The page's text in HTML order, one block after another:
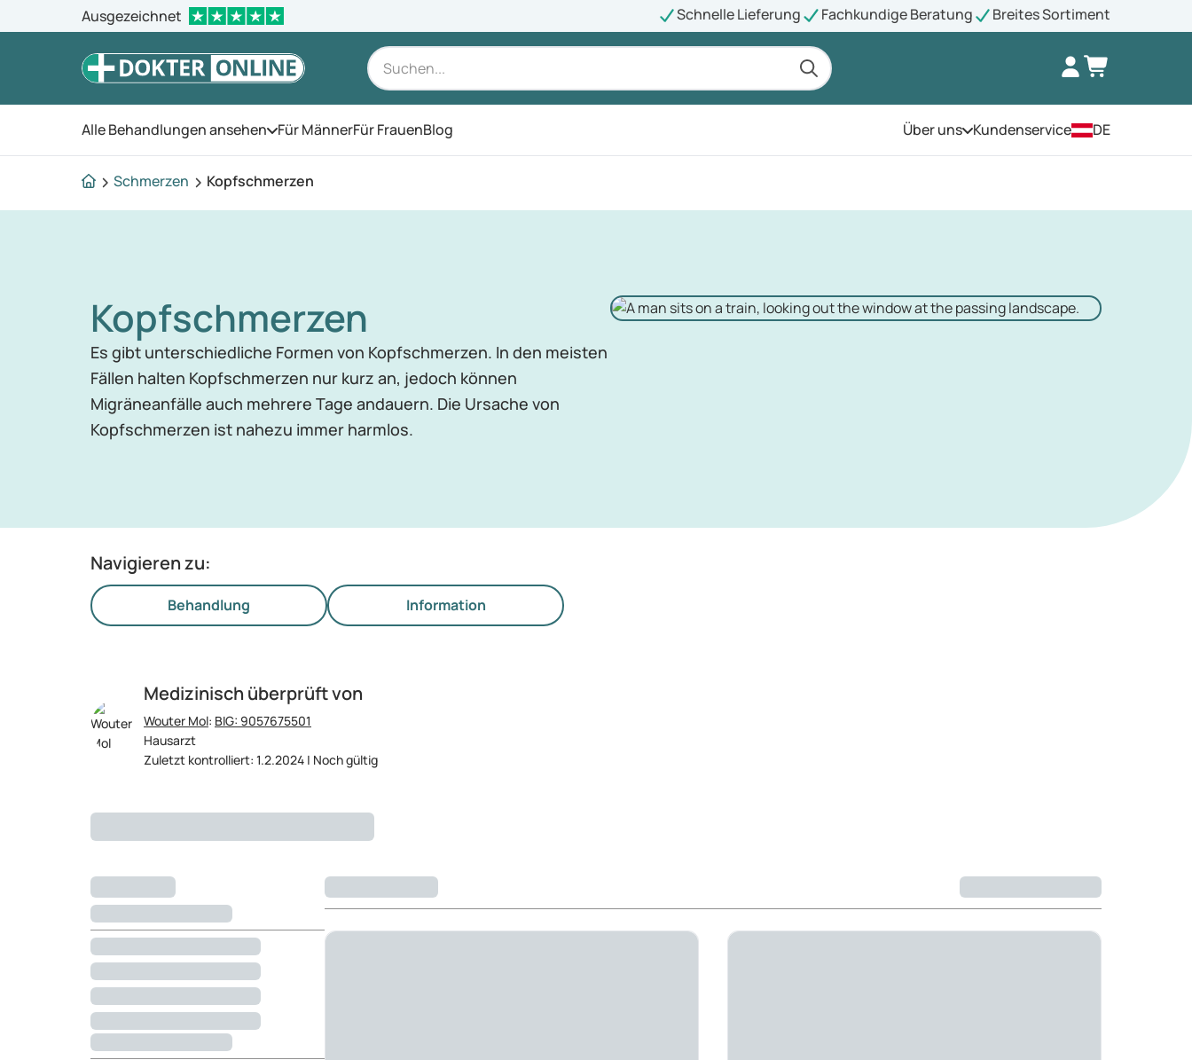
Ausgezeichnet Schnelle Lieferung Fachkundige Beratung Breites Sortiment
Alle Behandlungen ansehen Öffnen Sie das Menü
Für MännerFür FrauenBlog Über unsÖffnen Sie das Menü
Kundenservice DE
Schmerzen Kopfschmerzen
Kopfschmerzen
Es gibt unterschiedliche Formen von Kopfschmerzen. In den meisten
Fällen halten Kopfschmerzen nur kurz an, jedoch können
Migräneanfälle auch mehrere Tage andauern. Die Ursache von
Kopfschmerzen ist nahezu immer harmlos.
Navigieren zu:
Behandlung Information
Medizinisch überprüft von
Wouter Mol: BIG: 9057675501
Hausarzt
Zuletzt kontrolliert: 1.2.2024 | Noch gültig